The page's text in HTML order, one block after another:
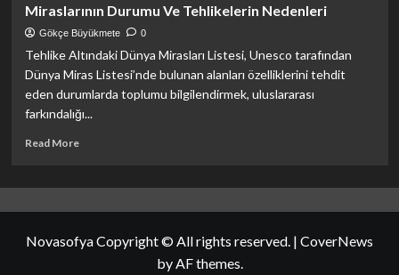
Miraslarının Durumu Ve Tehlikelerin Nedenleri
Gökçe Büyükmete 0
Tehlike Altındaki Dünya Mirasları Listesi, Unesco tarafından
Dünya Miras Listesi’nde bulunan alanları özelliklerini tehdit
eden durumlarda toplumu bilgilendirmek, uluslararası
farkındalığı...
Read MoreRead
Günümüz
Kabul
Novasofya Copyright © All rights reserved. | CoverNews
by AF themes.